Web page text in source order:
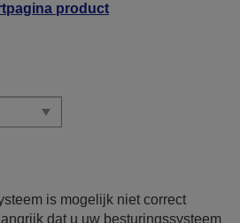
product
is mogelijk niet correct
dat u uw besturingssysteem